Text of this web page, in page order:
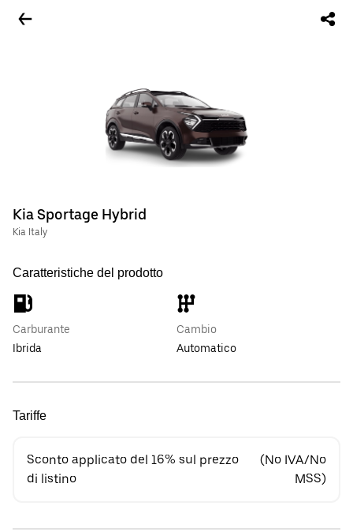
Kia Sportage Hybrid
Kia Italy
Caratteristiche del prodotto
Carburante
Ibrida
Cambio
Automatico
Tariffe
Sconto applicato del 16% sul prezzo
di listino
(No IVA/No
MSS)